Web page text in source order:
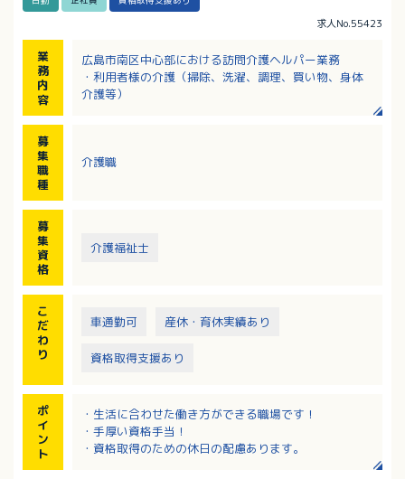
求人No.55423
業
務
内
容
広島市南区中心部における訪問介護ヘルパー業務
・利用者様の介護（掃除、洗濯、調理、買い物、身体
介護等）
募
集
職
種
介護職
募
集
資
格
介護福祉士
こ
だ
わ
り
車通勤可 産休・育休実績あり
資格取得支援あり
ポ
イ
ン
ト
・生活に合わせた働き方ができる職場です！
・手厚い資格手当！
・資格取得のための休日の配慮あります。